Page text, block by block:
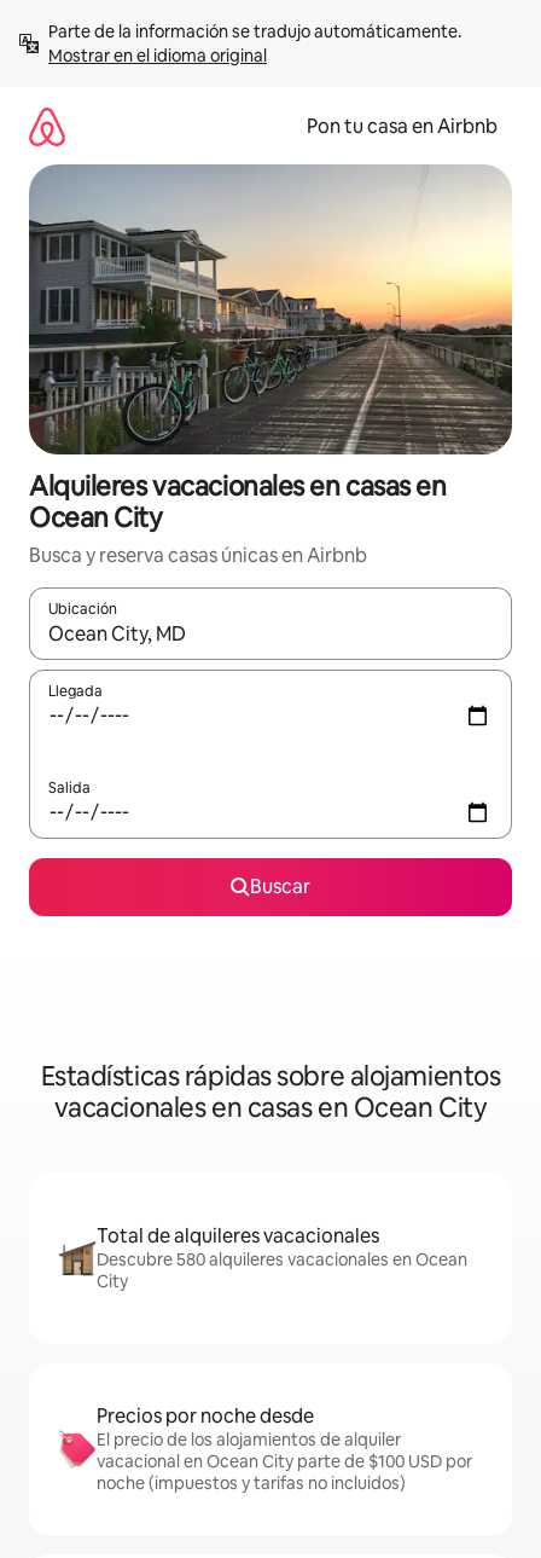
contenidoMostrar en el idioma original
Pon tu casa en Airbnb
Alquileres vacacionales en casas en
Ocean City
Busca y reserva casas únicas en Airbnb
Ubicación
Cuando los resultados estén disponibles, navega con las
Llegada
Salida
Buscar
Estadísticas rápidas sobre alojamientos
vacacionales en casas en Ocean City
Total de alquileres vacacionales
Descubre 580 alquileres vacacionales en Ocean
City
Precios por noche desde
El precio de los alojamientos de alquiler
vacacional en Ocean City parte de $100 USD por
noche (impuestos y tarifas no incluidos)